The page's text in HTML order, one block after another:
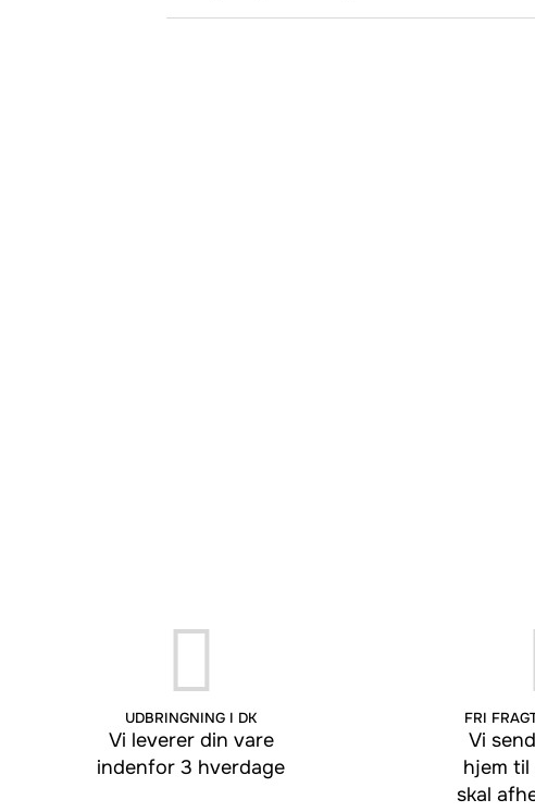
UDBRINGNING I DK
Vi leverer din vare
indenfor 3 hverdage
FRI
Vi
hjem til
skal